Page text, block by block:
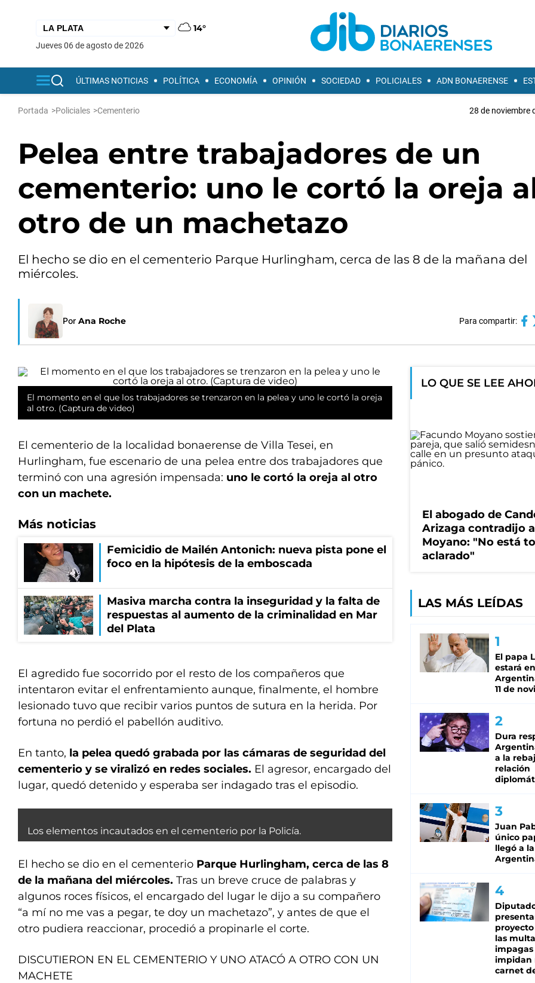
14°
jueves 06 de agosto de 2026
ÚLTIMAS NOTICIAS POLÍTICA ECONOMÍA OPINIÓN SOCIEDAD POLICIALES ADN BONAERENSE
Portada >Policiales >Cementerio 28 de noviembre
Pelea entre trabajadores de un
cementerio: uno le cortó la oreja
otro de un machetazo
El hecho se dio en el cementerio Parque Hurlingham, cerca de las 8 de la mañana del
miércoles.
Por Ana Roche Para compartir:
El momento en el que los trabajadores se trenzaron en la pelea y uno le cortó la oreja
al otro. (Captura de video)
El cementerio de la localidad bonaerense de Villa Tesei, en
Hurlingham, fue escenario de una pelea entre dos trabajadores que
terminó con una agresión impensada: uno le cortó la oreja al otro
con un machete.
Más noticias
Femicidio de Mailén Antonich: nueva pista pone el
foco en la hipótesis de la emboscada
Masiva marcha contra la inseguridad y la falta de
respuestas al aumento de la criminalidad en Mar
del Plata
El agredido fue socorrido por el resto de los compañeros que
intentaron evitar el enfrentamiento aunque, finalmente, el hombre
lesionado tuvo que recibir varios puntos de sutura en la herida. Por
fortuna no perdió el pabellón auditivo.
En tanto, la pelea quedó grabada por las cámaras de seguridad del
cementerio y se viralizó en redes sociales. El agresor, encargado del
lugar, quedó detenido y esperaba ser indagado tras el episodio.
Los elementos incautados en el cementerio por la Policía.
El hecho se dio en el cementerio Parque Hurlingham, cerca de las 8
de la mañana del miércoles. Tras un breve cruce de palabras y
algunos roces físicos, el encargado del lugar le dijo a su compañero
“a mí no me vas a pegar, te doy un machetazo”, y antes de que el
otro pudiera reaccionar, procedió a propinarle el corte.
DISCUTIERON EN EL CEMENTERIO Y UNO ATACÓ A OTRO CON UN
MACHETE
LO QUE SE LEE
El abogado de
Arizaga contradijo a
Moyano: "No está
aclarado"
LAS MÁS LEÍDAS
El papa
estará
11 de
Dura
a la
relación
Juan
único
llegó a la
las
impagas
impidan
carnet